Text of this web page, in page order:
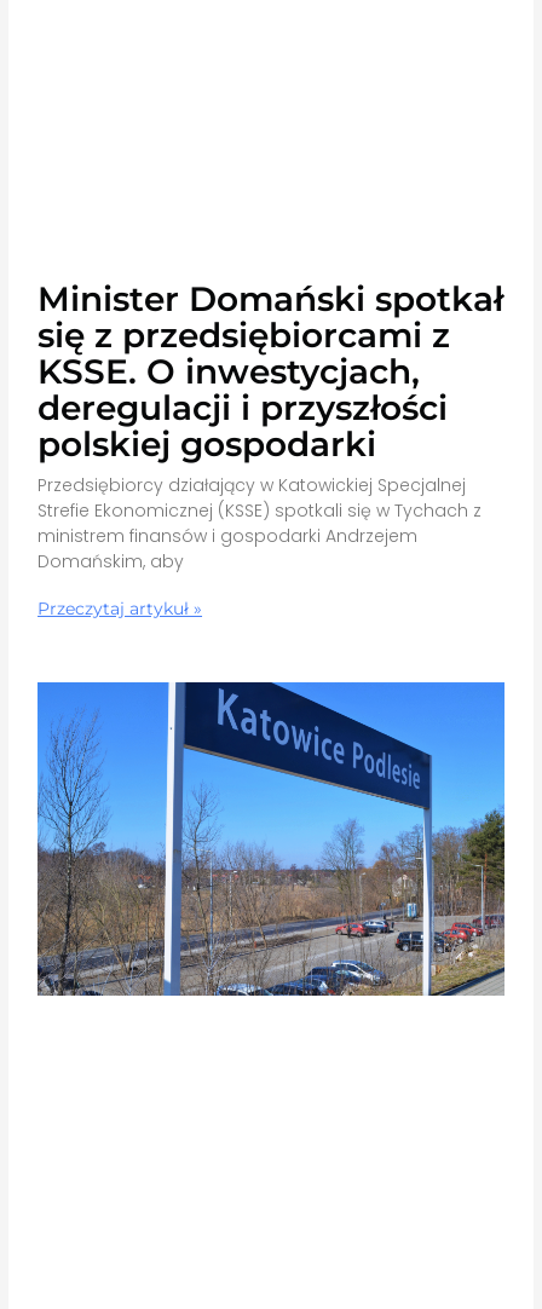
Minister Domański spotkał
się z przedsiębiorcami z
KSSE. O inwestycjach,
deregulacji i przyszłości
polskiej gospodarki
Przedsiębiorcy działający w Katowickiej Specjalnej
Strefie Ekonomicznej (KSSE) spotkali się w Tychach z
ministrem finansów i gospodarki Andrzejem
Domańskim, aby
Przeczytaj artykuł »